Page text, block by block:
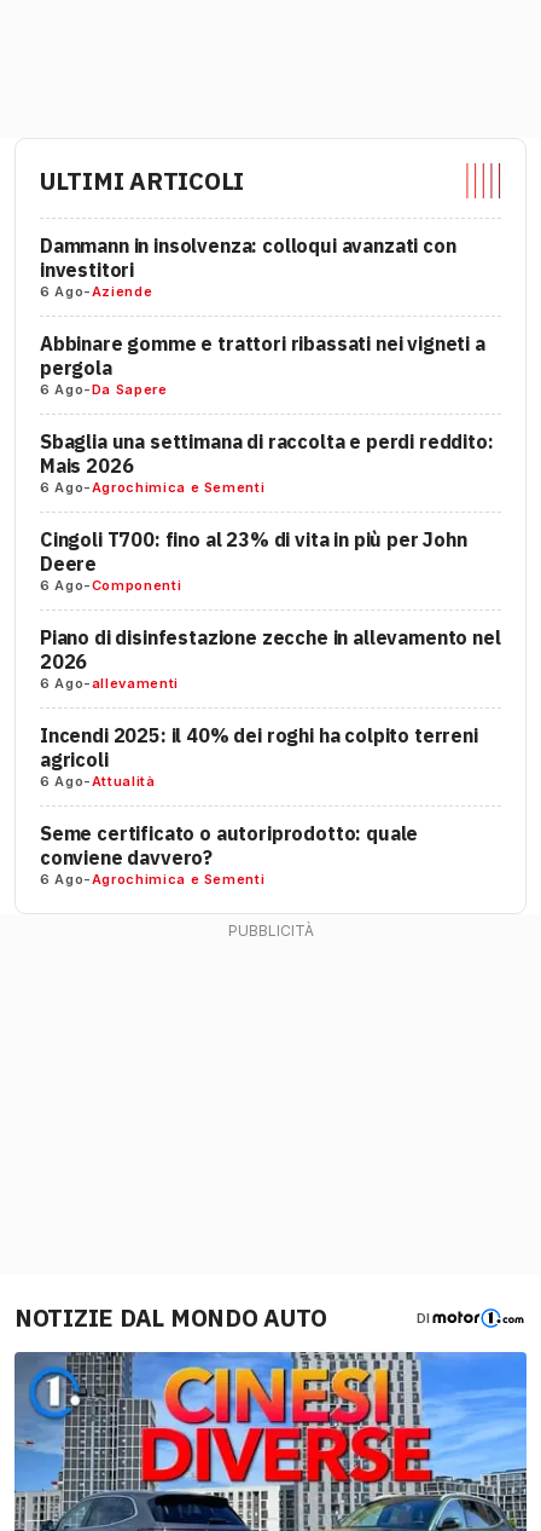
ULTIMI ARTICOLI
Dammann in insolvenza: colloqui avanzati con
investitori
6 Ago-Aziende
Abbinare gomme e trattori ribassati nei vigneti a
pergola
6 Ago-Da Sapere
Sbaglia una settimana di raccolta e perdi reddito:
Mais 2026
6 Ago-Agrochimica e Sementi
Cingoli T700: fino al 23% di vita in più per John
Deere
6 Ago-Componenti
Piano di disinfestazione zecche in allevamento nel
2026
6 Ago-allevamenti
Incendi 2025: il 40% dei roghi ha colpito terreni
agricoli
6 Ago-Attualità
Seme certificato o autoriprodotto: quale
conviene davvero?
6 Ago-Agrochimica e Sementi
NOTIZIE DAL MONDO AUTO DI